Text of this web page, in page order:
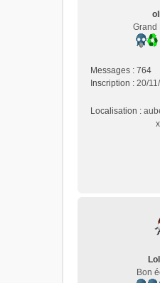
Grand
Messages : 764
Inscription : 20/
Localisation :
Bon